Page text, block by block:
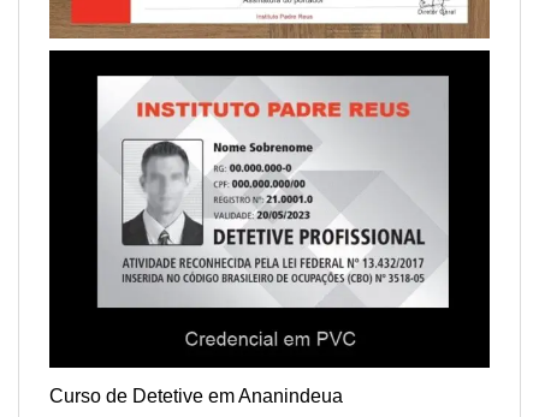
Curso de Detetive em Ananindeua